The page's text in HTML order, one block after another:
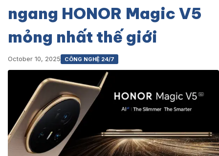
ngang HONOR Magic V5
mỏng nhất thế giới
October 10, 2025 CÔNG NGHỆ 24/7